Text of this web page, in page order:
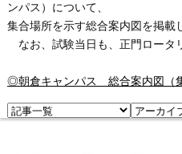
ンパス）について、
集合場所を示す総合案内図を掲載
なお、試験当日も、正門ロータ
◎朝倉キャンパス 総合案内図（集